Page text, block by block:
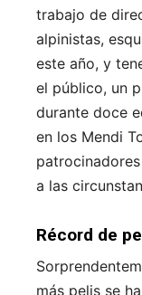
trabajo de
alpinistas,
este año, y
el público, un
durante doce
en los Mendi
a las
Récord de
más pelis se